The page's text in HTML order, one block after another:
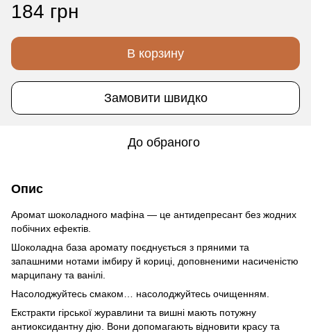
184 грн
В корзину
Замовити швидко
До обраного
Опис
Аромат шоколадного мафіна — це антидепресант без жодних
побічних ефектів.
Шоколадна база аромату поєднується з пряними та
запашними нотами імбиру й кориці, доповненими насиченістю
марципану та ванілі.
Насолоджуйтесь смаком… насолоджуйтесь очищенням.
Екстракти гірської журавлини та вишні мають потужну
антиоксидантну дію. Вони допомагають відновити красу та